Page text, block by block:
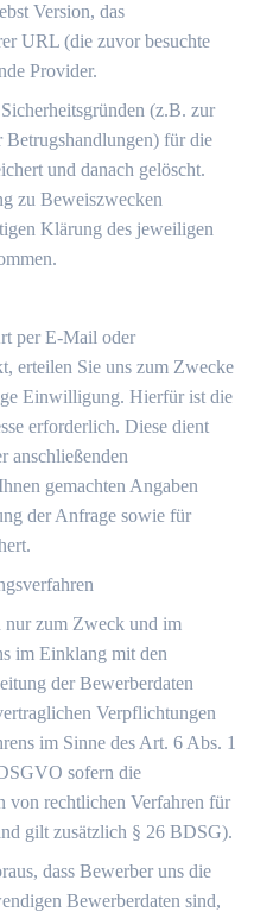
Version, das
URL (die zuvor besuchte
Provider.
(z.B. zur
für die
und danach gelöscht.
zu Beweiszwecken
Klärung des jeweiligen
per E-Mail oder
erteilen Sie uns zum Zwecke
Einwilligung. Hierfür ist die
erforderlich. Diese dient
anschließenden
gemachten Angaben
der Anfrage sowie für
nur zum Zweck und im
im Einklang mit den
der Bewerberdaten
Verpflichtungen
im Sinne des Art. 6 Abs. 1
sofern die
von rechtlichen Verfahren für
gilt zusätzlich § 26 BDSG).
dass Bewerber uns die
Bewerberdaten sind,